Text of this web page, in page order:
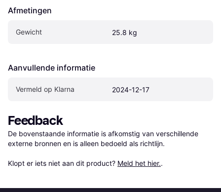
Afmetingen
Gewicht 25.8 kg
Aanvullende informatie
Vermeld op Klarna 2024-12-17
Feedback
De bovenstaande informatie is afkomstig van verschillende
externe bronnen en is alleen bedoeld als richtlijn.
Klopt er iets niet aan dit product? Meld het hier..